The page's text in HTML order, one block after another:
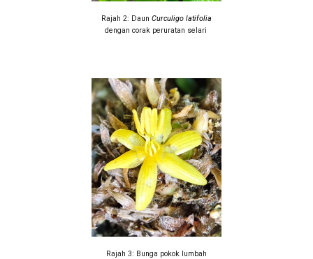
Rajah 2: Daun Curculigo latifolia
dengan corak peruratan selari
Rajah 3: Bunga pokok lumbah